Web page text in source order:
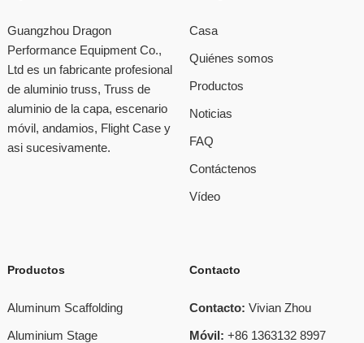
Guangzhou Dragon
Performance Equipment Co.,
Ltd es un fabricante profesional
de aluminio truss, Truss de
aluminio de la capa, escenario
móvil, andamios, Flight Case y
asi sucesivamente.
Casa
Quiénes somos
Productos
Noticias
FAQ
Contáctenos
Vídeo
Productos
Aluminum Scaffolding
Aluminium Stage
Contacto
Contacto: Vivian Zhou
Móvil: +86 1363132 8997